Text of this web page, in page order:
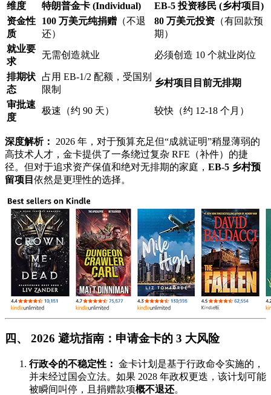
维度 特朗普金卡 (Individual)
EB-5 投资移民 (乡村项目)
资金性
质
100 万美元纯捐赠 （不退
还）
80 万美元投资 （有回款预
期）
就业要
求
无需创造就业 必须创造 10 个就业岗位
排期状
态
占用 EB-1/2 配额，受国别
限制
乡村项目目前无排期
审批速
度
极速（约 90 天） 较快（约 12-18 个月）
深度解析：
2026 年，对于预算充足但“成就证明”稍显薄弱的
高技术人才，金卡提供了一条绕过复杂 RFE（补件）的捷
径。但对于追求资产保值和绝对无排期的家庭， EB-5 乡村预
留项目 依然是更理性的选择。
四、 2026 避坑指南：申请金卡的 3 大风险
行政令的不稳定性： 金卡计划是基于行政命令实施的，
并未经过国会立法。如果 2028 年政权更迭，该计划可能
被瞬间叫停，且捐赠款项概不退还。